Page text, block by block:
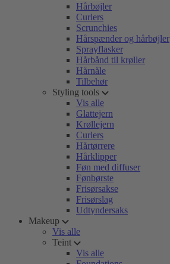
Hårbøjler
Curlers
Scrunchies
Hårspænder og hårbøjler
Sprayflasker
Hårbånd til krøller
Hårnåle
Tilbehør
Styling tools
Vis alle
Glattejern
Krøllejern
Curlers
Hårtørrere
Hårklipper
Føn med diffuser
Fønbørste
Frisørsakse
Frisørslag
Udtyndersaks
Makeup
Vis alle
Teint
Vis alle